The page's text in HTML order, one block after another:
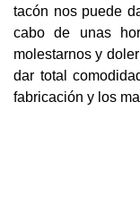
tacón nos puede
cabo de unas
molestarnos y
dar total
fabricación y los